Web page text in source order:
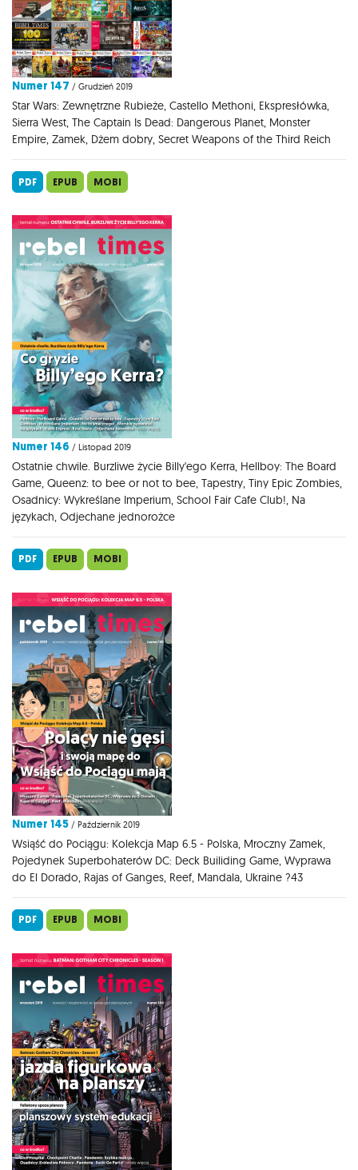
Numer 147 / Grudzień 2019
Star Wars: Zewnętrzne Rubieże, Castello Methoni, Ekspresłówka,
Sierra West, The Captain Is Dead: Dangerous Planet, Monster
Empire, Zamek, Dżem dobry, Secret Weapons of the Third Reich
PDF EPUB MOBI
Numer 146 / Listopad 2019
Ostatnie chwile. Burzliwe życie Billy'ego Kerra, Hellboy: The Board
Game, Queenz: to bee or not to bee, Tapestry, Tiny Epic Zombies,
Osadnicy: Wykreślane Imperium, School Fair Cafe Club!, Na
językach, Odjechane jednorożce
PDF EPUB MOBI
Numer 145 / Październik 2019
Wsiąść do Pociągu: Kolekcja Map 6.5 - Polska, Mroczny Zamek,
Pojedynek Superbohaterów DC: Deck Builiding Game, Wyprawa
do El Dorado, Rajas of Ganges, Reef, Mandala, Ukraine ?43
PDF EPUB MOBI